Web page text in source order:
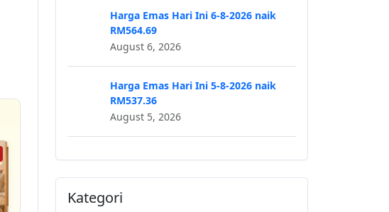
Harga Emas Hari Ini 6-8-2026 naik
RM564.69
August 6, 2026
Harga Emas Hari Ini 5-8-2026 naik
RM537.36
August 5, 2026
Kategori